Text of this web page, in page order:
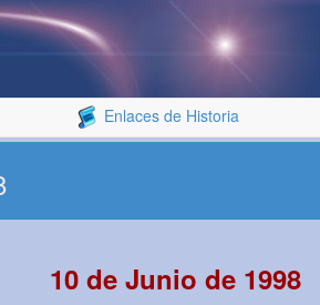
Enlaces de Historia
10 de Junio de 1998